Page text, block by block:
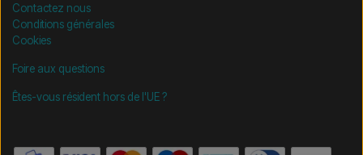
Contactez nous
Conditions générales
Cookies
Foire aux questions
Êtes-vous résident hors de l'UE ?